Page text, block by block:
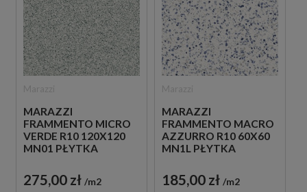
MARAZZI
FRAMMENTO MICRO
VERDE R10 120X120
MN01 PŁYTKA
JASNOZIELONYM
KOLORZE
275,00 zł m2
MARAZZI
FRAMMENTO MACRO
AZZURRO R10 60X60
MN1L PŁYTKA
JASNONIEBIESKIM
KOLORZE
185,00 zł m2